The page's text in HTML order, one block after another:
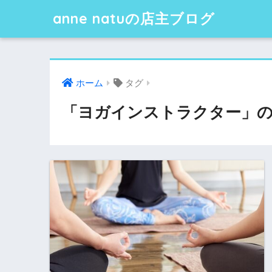
anne natuの店主ブログ
ホーム タグ
「ヨガインストラクター」